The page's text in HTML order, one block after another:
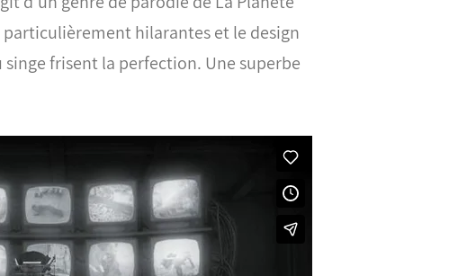
hilarantes et le design
frisent la perfection. Une superbe